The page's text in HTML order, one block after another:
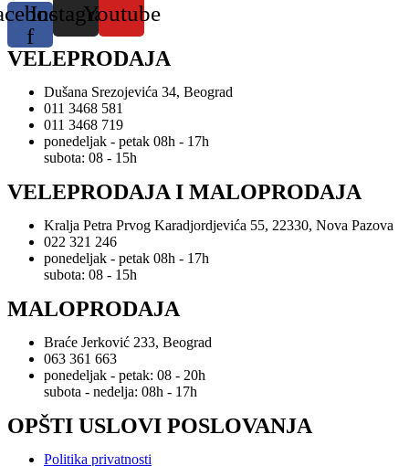
f
InstagramYoutube
VELEPRODAJA
Dušana Srezojevića 34, Beograd
011 3468 581
011 3468 719
ponedeljak - petak 08h - 17h
subota: 08 - 15h
VELEPRODAJA I MALOPRODAJA
Kralja Petra Prvog Karadjordjevića 55, 22330, Nova Pazova
022 321 246
ponedeljak - petak 08h - 17h
subota: 08 - 15h
MALOPRODAJA
Braće Jerković 233, Beograd
063 361 663
ponedeljak - petak: 08 - 20h
subota - nedelja: 08h - 17h
OPŠTI USLOVI POSLOVANJA
Politika privatnosti